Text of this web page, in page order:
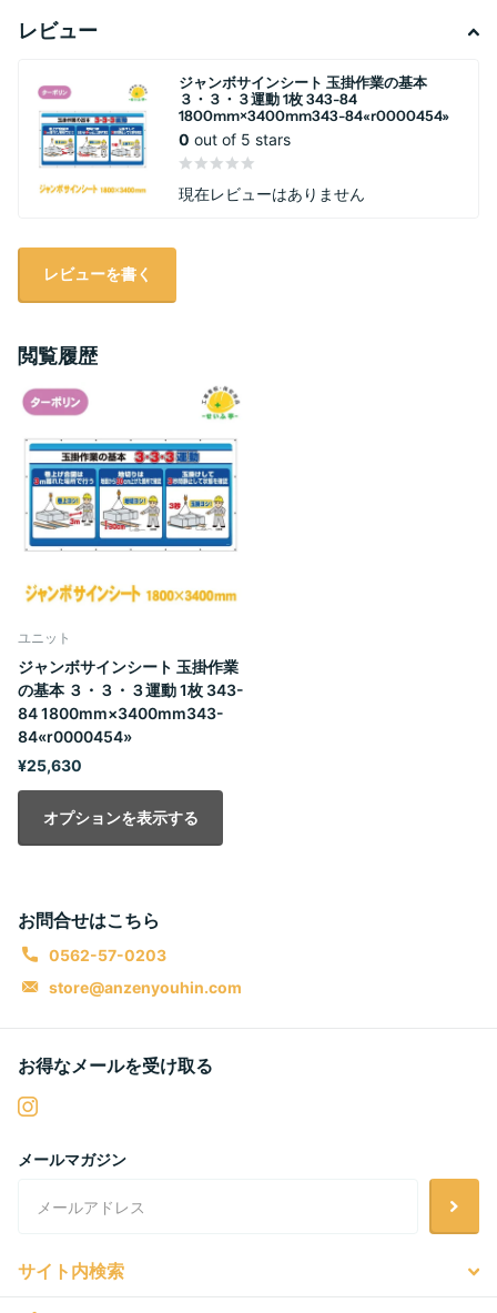
レビュー
ジャンボサインシート 玉掛作業の基本
３・３・３運動 1枚 343-84
1800mm×3400mm343-84«r0000454»
0 out of 5 stars
現在レビューはありません
レビューを書く
閲覧履歴
ユニット
ジャンボサインシート 玉掛作業
の基本 ３・３・３運動 1枚 343-
84 1800mm×3400mm343-
84«r0000454»
¥25,630
オプションを表示する
お問合せはこちら
0562-57-0203
store@anzenyouhin.com
お得なメールを受け取る
メールマガジン
サイト内検索